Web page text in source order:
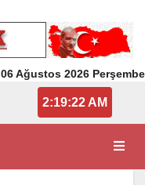
06 Ağustos 2026 Perşembe
2:19:22 AM